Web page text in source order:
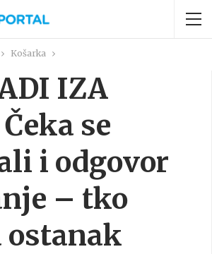
Košarka
IZA
se
i odgovor
– tko